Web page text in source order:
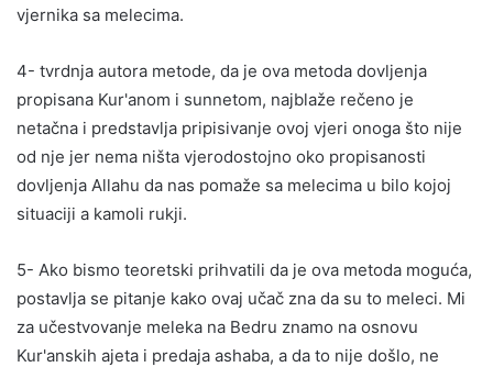
vjernika sa melecima.
4- tvrdnja autora metode, da je ova metoda dovljenja
propisana Kur'anom i sunnetom, najblaže rečeno je
netačna i predstavlja pripisivanje ovoj vjeri onoga što nije
od nje jer nema ništa vjerodostojno oko propisanosti
dovljenja Allahu da nas pomaže sa melecima u bilo kojoj
situaciji a kamoli rukji.
5- Ako bismo teoretski prihvatili da je ova metoda moguća,
postavlja se pitanje kako ovaj učač zna da su to meleci. Mi
za učestvovanje meleka na Bedru znamo na osnovu
Kur'anskih ajeta i predaja ashaba, a da to nije došlo, ne